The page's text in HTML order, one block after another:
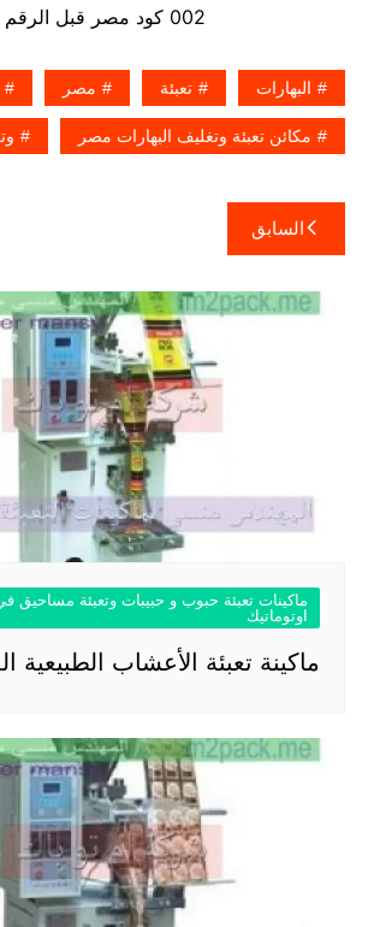
002 كود مصر قبل الرقم
البهارات تعبئة مصر
مكائن تعبئة وتغليف البهارات مصر
تصفّح
المقالات
السابق
ماكينات تعبئة حبوب و حبيبات وتعبئة مساحيق
اوتوماتيك
ماكينة تعبئة الأعشاب الطبيعية